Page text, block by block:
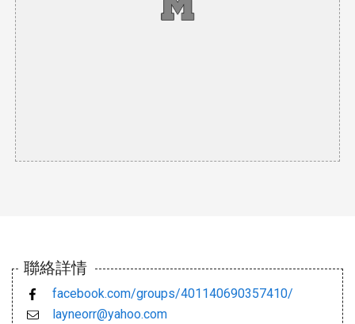
聯絡詳情
facebook.com/groups/401140690357410/
layneorr@yahoo.com